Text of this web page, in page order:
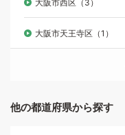
大阪市西区（3）
大阪市天王寺区（1）
他の都道府県から探す